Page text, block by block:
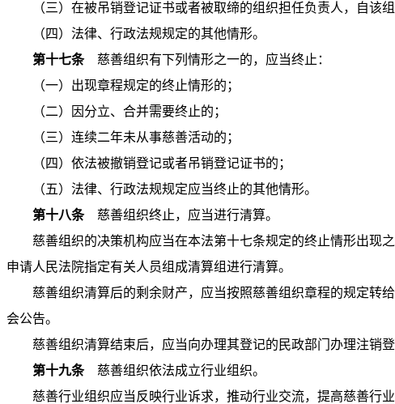
（三）在被吊销登记证书或者被取缔的组织担任负责人，自该
（四）法律、行政法规规定的其他情形。
第十七条慈善组织有下列情形之一的，应当终止：
（一）出现章程规定的终止情形的；
（二）因分立、合并需要终止的；
（三）连续二年未从事慈善活动的；
（四）依法被撤销登记或者吊销登记证书的；
（五）法律、行政法规规定应当终止的其他情形。
第十八条慈善组织终止，应当进行清算。
慈善组织的决策机构应当在本法第十七条规定的终止情形出现
申请人民法院指定有关人员组成清算组进行清算。
慈善组织清算后的剩余财产，应当按照慈善组织章程的规定转
会公告。
慈善组织清算结束后，应当向办理其登记的民政部门办理注销
第十九条慈善组织依法成立行业组织。
慈善行业组织应当反映行业诉求，推动行业交流，提高慈善行